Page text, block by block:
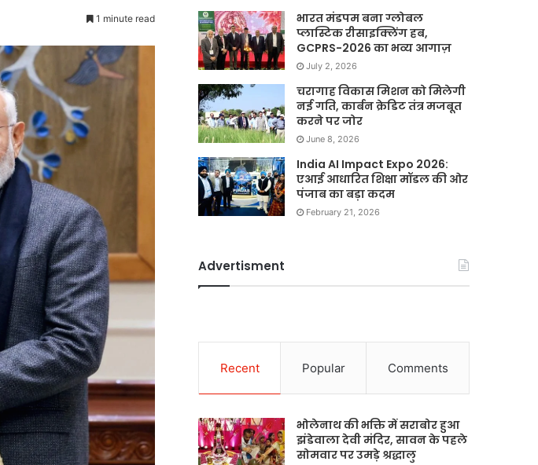
1 minute read
भारत मंडपम बना ग्लोबल
प्लास्टिक रीसाइक्लिंग हब,
GCPRS-2026 का भव्य आगाज़
July 2, 2026
चरागाह विकास मिशन को मिलेगी
नई गति, कार्बन क्रेडिट तंत्र मजबूत
करने पर जोर
June 8, 2026
India AI Impact Expo 2026:
एआई आधारित शिक्षा मॉडल की ओर
पंजाब का बड़ा कदम
February 21, 2026
Advertisment
Recent Popular Comments
भोलेनाथ की भक्ति में सराबोर हुआ
झंडेवाला देवी मंदिर, सावन के पहले
सोमवार पर उमड़े श्रद्धालु